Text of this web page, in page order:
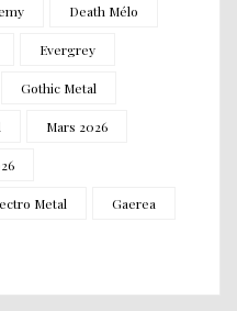
Death Mélo
Evergrey
Gothic Metal
Mars 2026
Metal Gaerea